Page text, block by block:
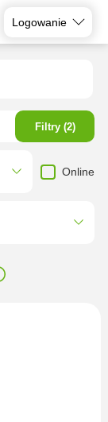
Logowanie
Filtry (2)
Online